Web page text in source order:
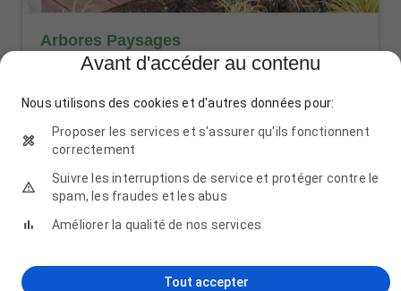
Arbores Paysages
38 lieu-dit, 29710 Plozévet
Avant d'accéder au contenu
Nous utilisons des cookies et d'autres données pour:
Proposer les services et s'assurer qu'ils fonctionnent
correctement
Suivre les interruptions de service et protéger contre le
spam, les fraudes et les abus
Améliorer la qualité de nos services
Tout accepter